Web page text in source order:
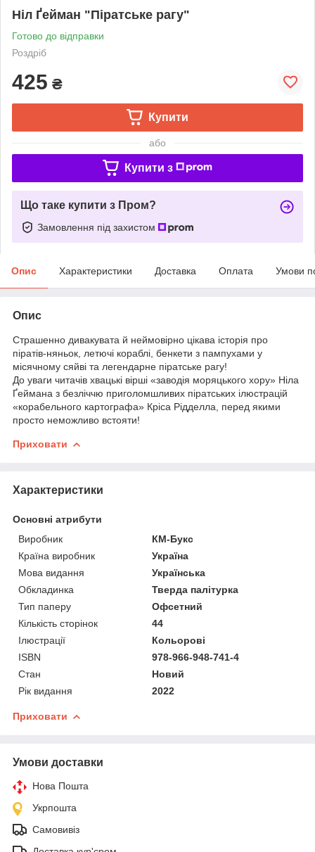
Ніл Ґейман "Піратське рагу"
Готово до відправки
Роздріб
425 ₴
Купити
або
Купити з
Що таке купити з Пром?
Замовлення під захистом
Опис Характеристики Доставка Оплата Умови
Опис
Страшенно дивакувата й неймовірно цікава історія про
піратів-няньок, летючі кораблі, бенкети з пампухами у
місячному сяйві та легендарне піратське рагу!
До уваги читачів хвацькі вірші «заводія моряцького хору» Ніла
Ґеймана з безліччю приголомшливих піратських ілюстрацій
«корабельного картографа» Кріса Рідделла, перед якими
просто неможливо встояти!
Приховати
Характеристики
Основні атрибути
Виробник
КМ-Букс
Країна виробник
Україна
Мова видання
Українська
Обкладинка
Тверда палітурка
Тип паперу
Офсетний
Кількість сторінок
44
Ілюстрації
Кольорові
ISBN
978-966-948-741-4
Стан
Новий
Рік видання
2022
Приховати
Умови доставки
Нова Пошта
Укрпошта
Самовивіз